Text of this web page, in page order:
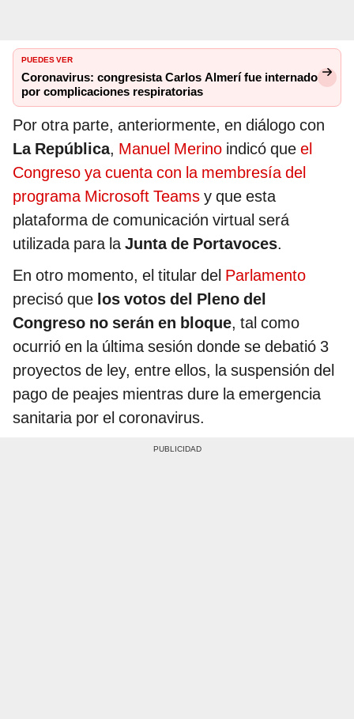
PUEDES VER
Coronavirus: congresista Carlos Almerí fue internado
por complicaciones respiratorias
Por otra parte, anteriormente, en diálogo con
La República, Manuel Merino indicó que el
Congreso ya cuenta con la membresía del
programa Microsoft Teams y que esta
plataforma de comunicación virtual será
utilizada para laJunta de Portavoces.
En otro momento, el titular del Parlamento
precisó que los votos del Pleno del
Congreso no serán en bloque, tal como
ocurrió en la última sesión donde se debatió 3
proyectos de ley, entre ellos, la suspensión del
pago de peajes mientras dure la emergencia
sanitaria por el coronavirus.